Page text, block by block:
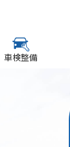
車検整備